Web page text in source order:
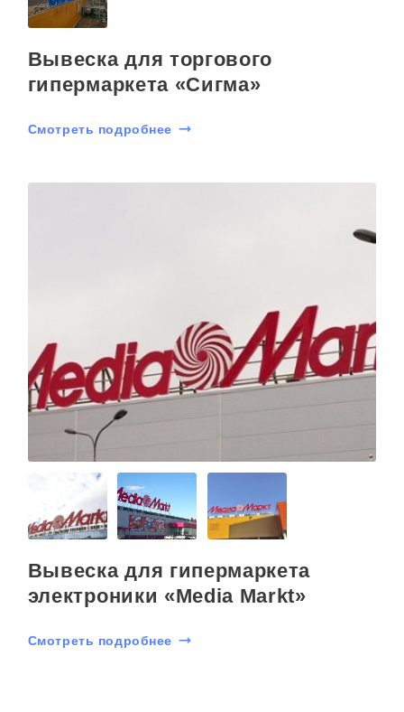
Вывеска для торгового
гипермаркета «Сигма»
Смотреть подробнее
Вывеска для гипермаркета
электроники «Media Markt»
Смотреть подробнее